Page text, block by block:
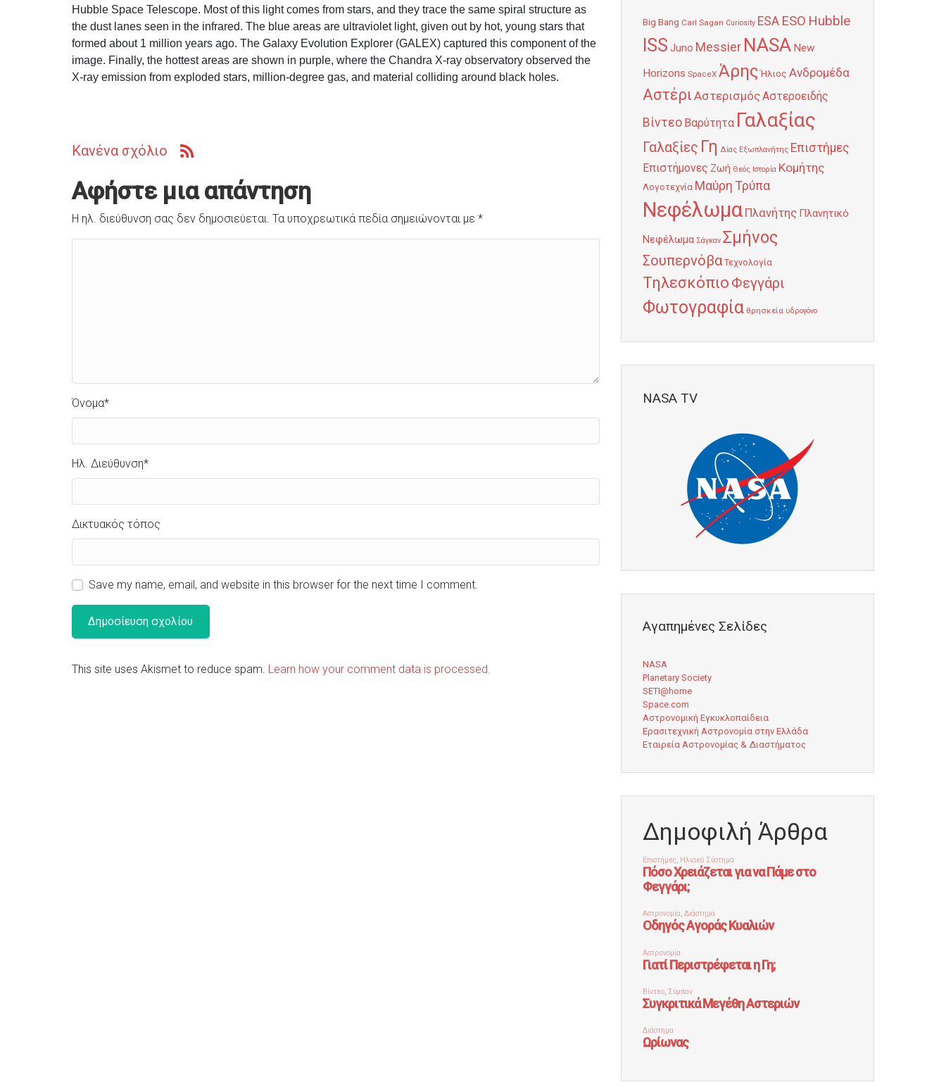
Hubble Space Telescope. Most of this light comes from stars, and they trace the same spiral structure as
the dust lanes seen in the infrared. The blue areas are ultraviolet light, given out by hot, young stars that
formed about 1 million years ago. The Galaxy Evolution Explorer (GALEX) captured this component of the
image. Finally, the hottest areas are shown in purple, where the Chandra X-ray observatory observed the
X-ray emission from exploded stars, million-degree gas, and material colliding around black holes.
Κανένα σχόλιο
Αφήστε μια απάντηση
Η ηλ. διεύθυνση σας δεν δημοσιεύεται. Τα υποχρεωτικά πεδία σημειώνονται με *
Όνομα*
Ηλ. Διεύθυνση*
Δικτυακός τόπος
Save my name, email, and website in this browser for the next time I comment.
This site uses Akismet to reduce spam. Learn how your comment data is processed.
Big Bang Carl Sagan Curiosity ESA ESO Hubble
ISS Juno Messier NASA New
Horizons SpaceX Άρης Ήλιος Ανδρομέδα
Αστέρι ΑστερισμόςΑστεροειδής
Βίντεο Βαρύτητα Γαλαξίας
Γαλαξίες Γη Δίας Εξωπλανήτης Επιστήμες
Επιστήμονες Ζωή Θεός Ιστορία Κομήτης
Λογοτεχνία Μαύρη Τρύπα
Νεφέλωμα Πλανήτης Πλανητικό
Νεφέλωμα Σάγκαν Σμήνος
Σουπερνόβα Τεχνολογία
Τηλεσκόπιο Φεγγάρι
Φωτογραφία θρησκεία υδρογόνο
NASA TV
Αγαπημένες Σελίδες
NASA
Planetary Society
SETI@home
Space.com
Αστρονομική Εγκυκλοπαίδεια
Ερασιτεχνική Αστρονομία στην Ελλάδα
Εταιρεία Αστρονομίας & Διαστήματος
Δημοφιλή Άρθρα